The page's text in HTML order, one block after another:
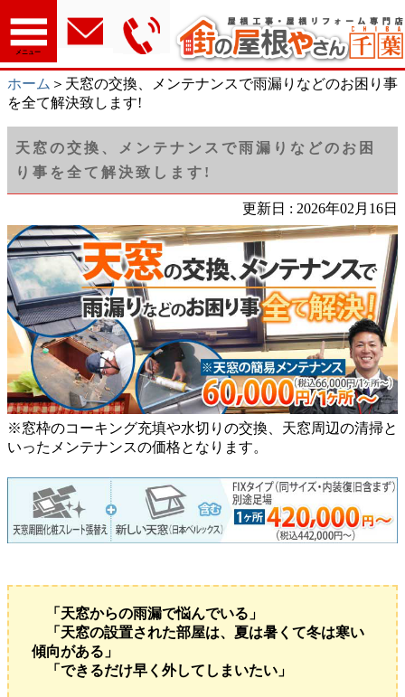
メニュー
ホーム ＞天窓の交換、メンテナンスで雨漏りなどのお困り事
を全て解決致します!
天窓の交換、メンテナンスで雨漏りなどのお困
り事を全て解決致します!
更新日 : 2026年02月16日
※窓枠のコーキング充填や水切りの交換、天窓周辺の清掃と
いったメンテナンスの価格となります。
「天窓からの雨漏で悩んでいる」
「天窓の設置された部屋は、夏は暑くて冬は寒い
傾向がある」
「できるだけ早く外してしまいたい」